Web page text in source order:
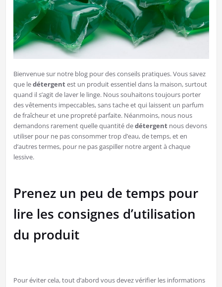
Bienvenue sur notre blog pour des conseils pratiques. Vous savez
que ledétergentest un produit essentiel dans la maison, surtout
quand il s’agit de laver le linge. Nous souhaitons toujours porter
des vêtements impeccables, sans tache et qui laissent un parfum
de fraîcheur et une propreté parfaite. Néanmoins, nous nous
demandons rarement quelle quantité dedétergentnous devons
utiliser pour ne pas consommer trop d’eau, de temps, et en
d’autres termes, pour ne pas gaspiller notre argent à chaque
lessive.
Prenez un peu de temps pour
lire les consignes d’utilisation
du produit
Pour éviter cela, tout d’abord vous devez vérifier les informations